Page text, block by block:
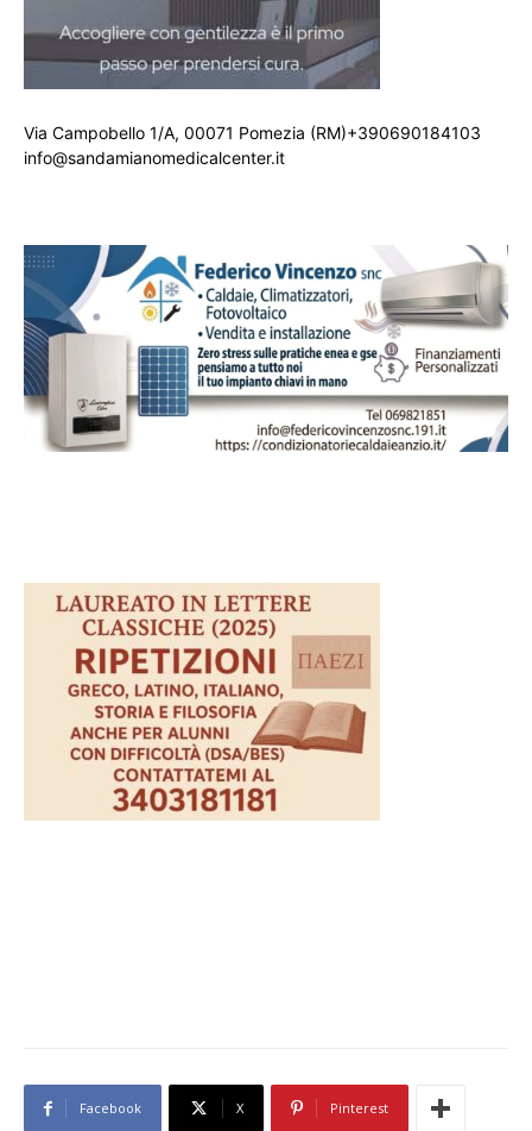
Via Campobello 1/A, 00071 Pomezia (RM)+390690184103
info@sandamianomedicalcenter.it
Facebook X Pinterest